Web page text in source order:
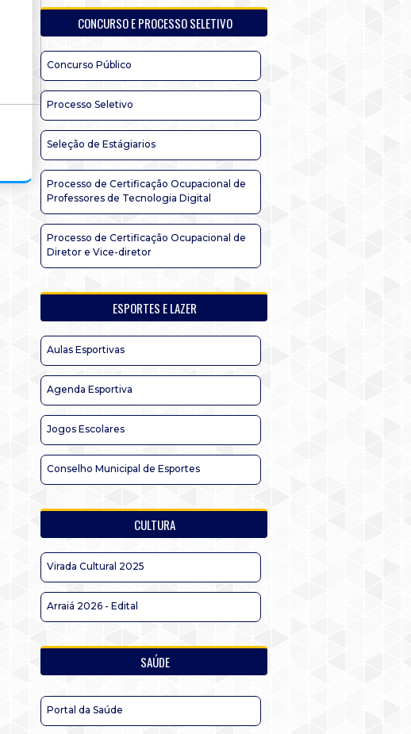
CONCURSO E PROCESSO SELETIVO
Concurso Público
Processo Seletivo
Seleção de Estágiarios
Processo de Certificação Ocupacional de
Professores de Tecnologia Digital
Processo de Certificação Ocupacional de
Diretor e Vice-diretor
ESPORTES E LAZER
Aulas Esportivas
Agenda Esportiva
Jogos Escolares
Conselho Municipal de Esportes
CULTURA
Virada Cultural 2025
Arraiá 2026 - Edital
SAÚDE
Portal da Saúde